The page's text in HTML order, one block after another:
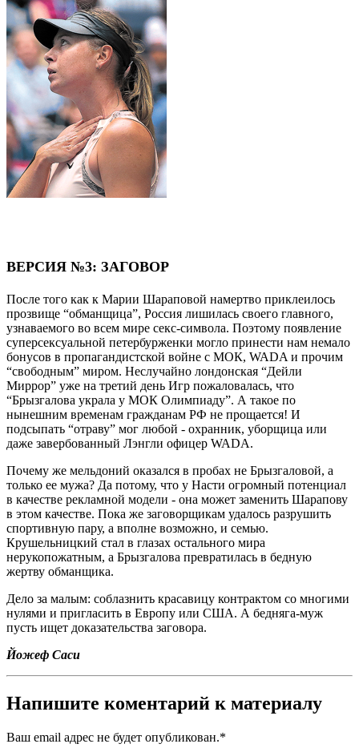
ВЕРСИЯ №3: ЗАГОВОР
После того как к Марии Шараповой намертво приклеилось
прозвище “обманщица”, Россия лишилась своего главного,
узнаваемого во всем мире секс-символа. Поэтому появление
суперсексуальной петербурженки могло принести нам немало
бонусов в пропагандистской войне с МОК, WADA и прочим
“свободным” миром. Неслучайно лондонская “Дейли
Миррор” уже на третий день Игр пожаловалась, что
“Брызгалова украла у МОК Олимпиаду”. А такое по
нынешним временам гражданам РФ не прощается! И
подсыпать “отраву” мог любой - охранник, уборщица или
даже завербованный Лэнгли офицер WADA.
Почему же мельдоний оказался в пробах не Брызгаловой, а
только ее мужа? Да потому, что у Насти огромный потенциал
в качестве рекламной модели - она может заменить Шарапову
в этом качестве. Пока же заговорщикам удалось разрушить
спортивную пару, а вполне возможно, и семью.
Крушельницкий стал в глазах остального мира
нерукопожатным, а Брызгалова превратилась в бедную
жертву обманщика.
Дело за малым: соблазнить красавицу контрактом со многими
нулями и пригласить в Европу или США. А бедняга-муж
пусть ищет доказательства заговора.
Йожеф Саси
Напишите коментарий к материалу
Ваш email адрес не будет опубликован.*